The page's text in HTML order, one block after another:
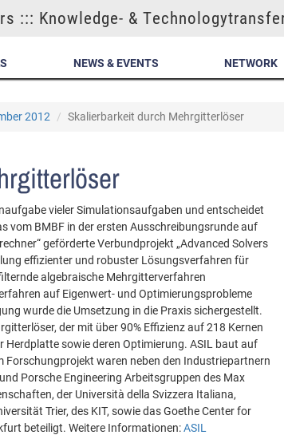
::: Knowledge- &
NEWS & EVENTS NETWORK
2012 Skalierbarkeit durch Mehrgitterlöser
vieler Simulationsaufgaben und entscheidet
vom BMBF in der ersten Ausschreibungsrunde auf
geförderte Verbundprojekt „Advanced Solvers
effizienter und robuster Lösungsverfahren für
algebraische Mehrgitterverfahren
auf Eigenwert- und Optimierungsprobleme
wurde die Umsetzung in die Praxis sichergestellt.
der mit über 90% Effizienz auf 218 Kernen
Herdplatte sowie deren Optimierung. ASIL baut auf
Forschungprojekt waren neben den Industriepartnern
Porsche Engineering Arbeitsgruppen des Max
der Università della Svizzera Italiana,
Trier, des KIT, sowie das Goethe Center for
beteiligt. Weitere Informationen:ASIL